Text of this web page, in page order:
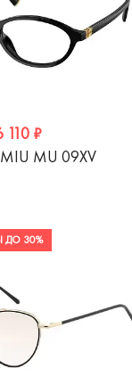
110 ₽
MU 09XV
30%